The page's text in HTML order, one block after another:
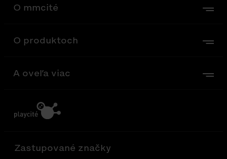
O mmcité
O produktoch
A oveľa viac
Zastupované značky